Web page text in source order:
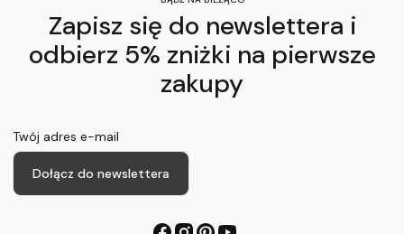
Zapisz się do newslettera i
odbierz 5% zniżki na pierwsze
zakupy
Twój adres e-mail
Dołącz do newslettera